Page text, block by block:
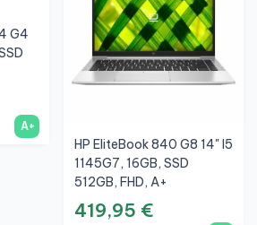
G4
A+
HP EliteBook 840 G8 14" I5
1145G7, 16GB, SSD
512GB, FHD, A+
419,95 €